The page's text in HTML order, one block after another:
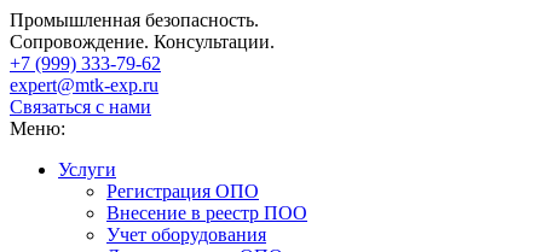
Промышленная безопасность.
Сопровождение. Консультации.
+7 (999) 333-79-62
expert@mtk-exp.ru
Связаться с нами
Меню:
Услуги
Регистрация ОПО
Внесение в реестр ПОО
Учет оборудования